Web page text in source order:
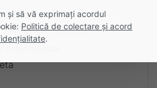
03-25 10:47:28
și să vă exprimați acordul
Politică de colectare și acord
.